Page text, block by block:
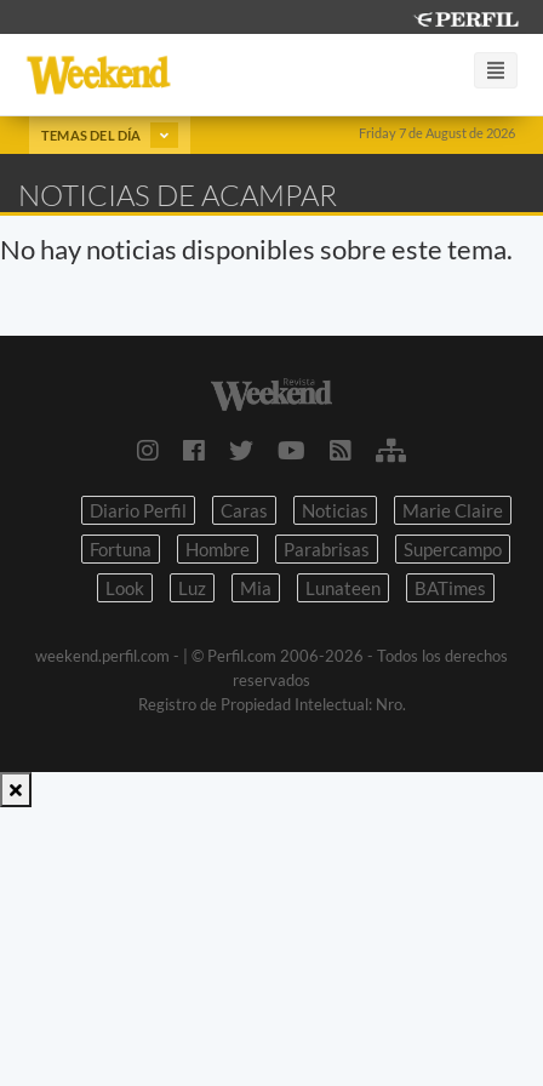
Friday 7 de August de 2026
TEMAS DEL DÍA
NOTICIAS DE ACAMPAR
No hay noticias disponibles sobre este tema.
Diario Perfil Caras Noticias
Marie Claire
Fortuna
Hombre Parabrisas
Supercampo
Look
Luz Mia Lunateen BATimes
weekend.perfil.com -
| © Perfil.com 2006-2026 - Todos los derechos
reservados
Registro de Propiedad Intelectual: Nro.